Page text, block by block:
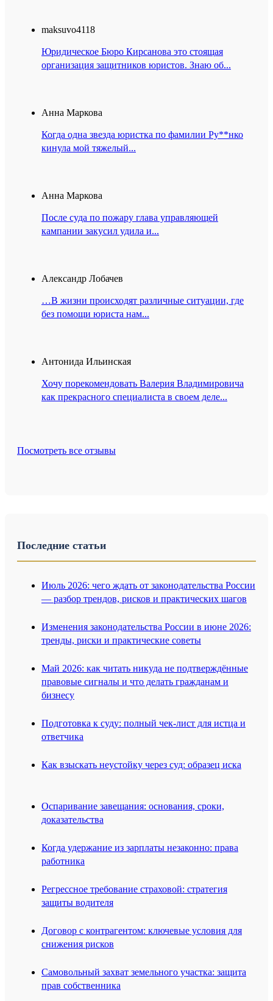
maksuvo4118
Юридическое Бюро Кирсанова это стоящая
организация защитников юристов. Знаю об...
Анна Маркова
Когда одна звезда юристка по фамилии Ру**нко
кинула мой тяжелый...
Анна Маркова
После суда по пожару глава управляющей
кампании закусил удила и...
Александр Лобачев
…В жизни происходят различные ситуации, где
без помощи юриста нам...
Антонида Ильинская
Хочу порекомендовать Валерия Владимировича
как прекрасного специалиста в своем деле...
Посмотреть все отзывы
Последние статьи
Июль 2026: чего ждать от законодательства России
— разбор трендов, рисков и практических шагов
Изменения законодательства России в июне 2026:
тренды, риски и практические советы
Май 2026: как читать никуда не подтверждённые
правовые сигналы и что делать гражданам и
бизнесу
Подготовка к суду: полный чек-лист для истца и
ответчика
Как взыскать неустойку через суд: образец иска
Оспаривание завещания: основания, сроки,
доказательства
Когда удержание из зарплаты незаконно: права
работника
Регрессное требование страховой: стратегия
защиты водителя
Договор с контрагентом: ключевые условия для
снижения рисков
Самовольный захват земельного участка: защита
прав собственника